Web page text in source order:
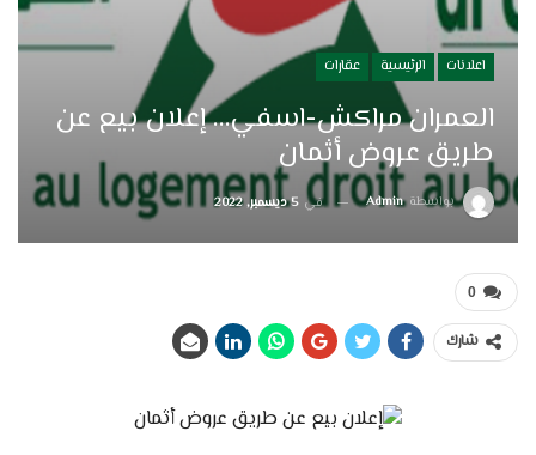
اعلانات الرئيسية عقارات
العمران مراكش-اسفي… إعلان بيع عن
طريق عروض أثمان
بواسطةAdmin في 5 ديسمبر, 2022
0
شارك